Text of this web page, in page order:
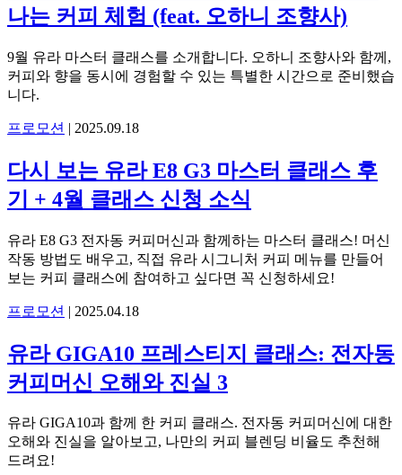
나는 커피 체험 (feat. 오하니 조향사)
9월 유라 마스터 클래스를 소개합니다. 오하니 조향사와 함께,
커피와 향을 동시에 경험할 수 있는 특별한 시간으로 준비했습
니다.
프로모션 | 2025.09.18
다시 보는 유라 E8 G3 마스터 클래스 후
기 + 4월 클래스 신청 소식
유라 E8 G3 전자동 커피머신과 함께하는 마스터 클래스! 머신
작동 방법도 배우고, 직접 유라 시그니처 커피 메뉴를 만들어
보는 커피 클래스에 참여하고 싶다면 꼭 신청하세요!
프로모션 | 2025.04.18
유라 GIGA10 프레스티지 클래스: 전자동
커피머신 오해와 진실 3
유라 GIGA10과 함께 한 커피 클래스. 전자동 커피머신에 대한
오해와 진실을 알아보고, 나만의 커피 블렌딩 비율도 추천해
드려요!